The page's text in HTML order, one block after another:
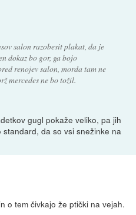
salon razobesit plakat, da je
dokaz bo gor, ga bojo
renojev salon, morda tam ne
mercedes ne bo tožil.
gugl pokaže veliko, pa jih
da so vsi snežinke na
o tem čivkajo že ptički na vejah.